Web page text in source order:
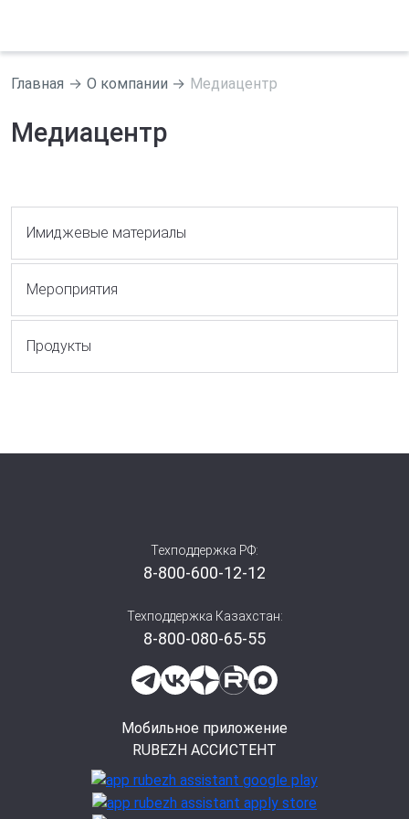
Главная О компании Медиацентр
Медиацентр
Имиджевые материалы
Мероприятия
Продукты
Техподдержка РФ:
8-800-600-12-12
Техподдержка Казахстан:
8-800-080-65-55
Мобильное приложение
RUBEZH АССИСТЕНТ